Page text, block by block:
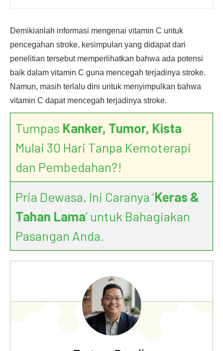
Demikianlah informasi mengenai vitamin C untuk
pencegahan stroke, kesimpulan yang didapat dari
penelitian tersebut memperlihatkan bahwa ada potensi
baik dalam vitamin C guna mencegah terjadinya stroke.
Namun, masih terlalu dini untuk menyimpulkan bahwa
vitamin C dapat mencegah terjadinya stroke.
Tumpas Kanker, Tumor, Kista
Mulai 30 Hari Tanpa Kemoterapi
dan Pembedahan?!
Pria Dewasa, Ini Caranya ‘Keras &
Tahan Lama’ untuk Bahagiakan
Pasangan Anda.